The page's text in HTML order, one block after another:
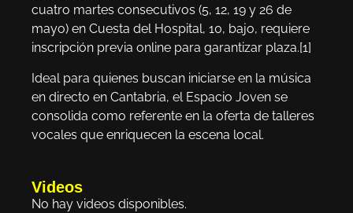
cuatro martes consecutivos (5, 12, 19 y 26 de
mayo) en Cuesta del Hospital, 10, bajo, requiere
inscripción previa online para garantizar plaza.[1]
Ideal para quienes buscan iniciarse en la música
en directo en Cantabria, el Espacio Joven se
consolida como referente en la oferta de talleres
vocales que enriquecen la escena local.
Videos
No hay videos disponibles.